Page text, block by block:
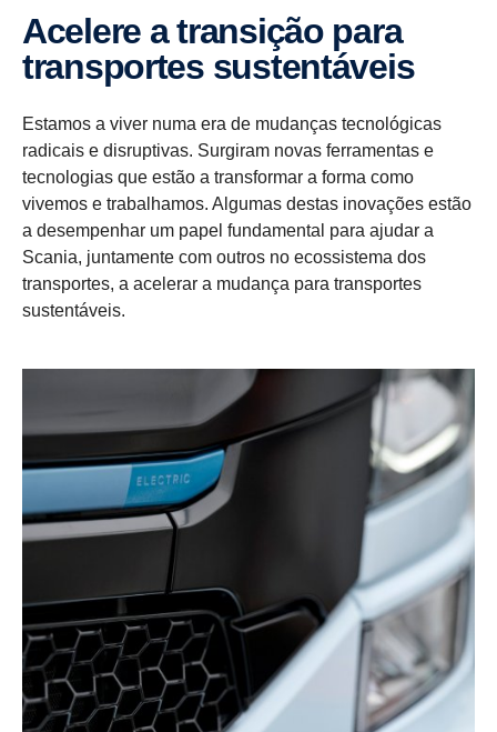
Acelere a transição para
trans­portes susten­tá­veis
Estamos a viver numa era de mudanças tecnológicas
radicais e disruptivas. Surgiram novas ferramentas e
tecnologias que estão a transformar a forma como
vivemos e trabalhamos. Algumas destas inovações estão
a desempenhar um papel fundamental para ajudar a
Scania, juntamente com outros no ecossistema dos
transportes, a acelerar a mudança para transportes
sustentáveis.